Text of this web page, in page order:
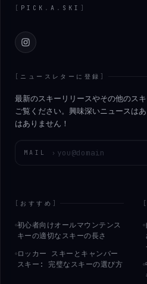
PICK . A . SKI
Instagram
ニュースレターに登録
最新のスキーリリースやその他のス
ご覧ください。興味深いニュースは
はありません！
MAIL ›
おすすめ
初心者向けオールマウンテンス
キーの適切なスキーの長さ
ロッカー スキーとキャンバー
スキー: 完璧なスキーの選び方